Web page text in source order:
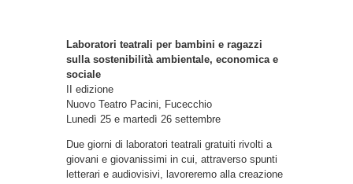
Laboratori teatrali per bambini e ragazzi
sulla sostenibilità ambientale, economica e
sociale
II edizione
Nuovo Teatro Pacini, Fucecchio
Lunedì 25 e martedì 26 settembre
Due giorni di laboratori teatrali gratuiti rivolti a
giovani e giovanissimi in cui, attraverso spunti
letterari e audiovisivi, lavoreremo alla creazione